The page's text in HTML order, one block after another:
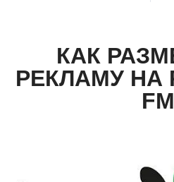
КАК
РЕКЛАМУ НА
FM